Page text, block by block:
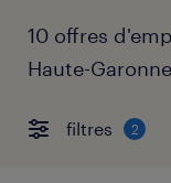
10 offres
Haute-Garonne
filtres 2